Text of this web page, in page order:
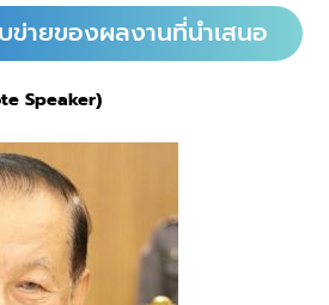
ข่ายของผลงานที่นำเสนอ
Speaker)